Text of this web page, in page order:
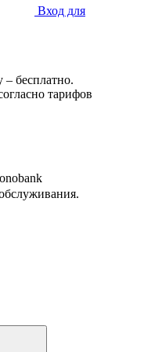
Вход для
бесплатно.
тарифов